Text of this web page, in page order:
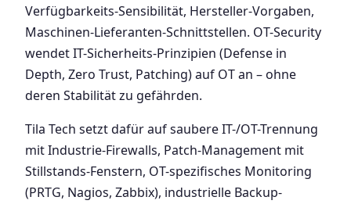
Verfügbarkeits-Sensibilität, Hersteller-Vorgaben,
Maschinen-Lieferanten-Schnittstellen. OT-Security
wendet IT-Sicherheits-Prinzipien (Defense in
Depth, Zero Trust, Patching) auf OT an – ohne
deren Stabilität zu gefährden.
Tila Tech setzt dafür auf saubere IT-/OT-Trennung
mit Industrie-Firewalls, Patch-Management mit
Stillstands-Fenstern, OT-spezifisches Monitoring
(PRTG, Nagios, Zabbix), industrielle Backup-